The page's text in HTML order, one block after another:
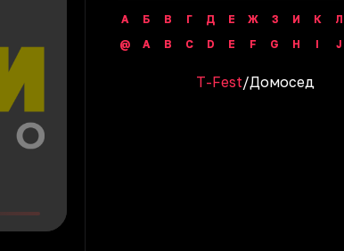
А Б В Г Д Е Ж З И К Л
@
A B C D E F G H I J
T-Fest/Домосед